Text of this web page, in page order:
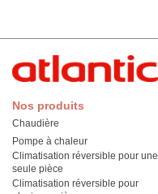
Nos produits
Chaudière
Pompe à chaleur
Climatisation réversible pour une
seule pièce
Climatisation réversible pour